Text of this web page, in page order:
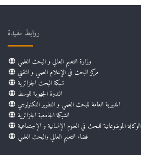
روابط مفيدة
وزارة التعليم العالي و البحث العلمي
مركز البحث في الإعلام العلمي و التقني
شبكة البحث الجزائرية
الندوة الجهوية للوسط
المديرية العامة للبحث العلمي و التطوير التكنولوجي
الشبكة الجامعية الجزائرية
الوكالة الموضوعاتية للبحث في العلوم الإنسانية و الإجتماعية
فضاء التعليم العالي والبحث العلمي